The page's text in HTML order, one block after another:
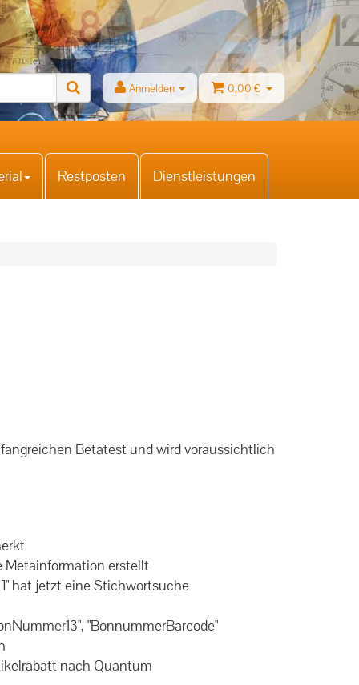
Anmelden 0,00 €
Restposten Dienstleistungen
Betatest und wird voraussichtlich
Metainformation erstellt
hat jetzt eine Stichwortsuche
"BonnummerBarcode"
nach Quantum